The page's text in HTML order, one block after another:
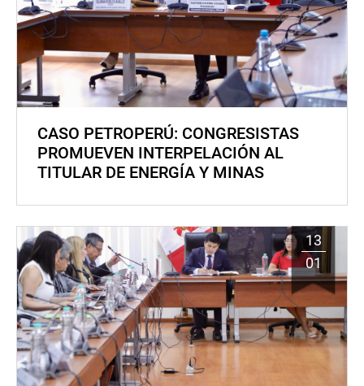
CASO PETROPERÚ: CONGRESISTAS
PROMUEVEN INTERPELACIÓN AL
TITULAR DE ENERGÍA Y MINAS
13
01